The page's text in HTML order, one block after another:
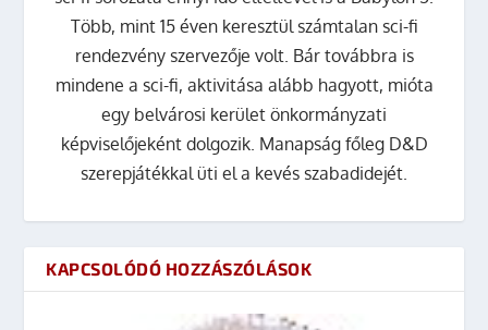
Több, mint 15 éven keresztül számtalan sci-fi
rendezvény szervezője volt. Bár továbbra is
mindene a sci-fi, aktivitása alább hagyott, mióta
egy belvárosi kerület önkormányzati
képviselőjeként dolgozik. Manapság főleg D&D
szerepjátékkal üti el a kevés szabadidejét.
KAPCSOLÓDÓ HOZZÁSZÓLÁSOK